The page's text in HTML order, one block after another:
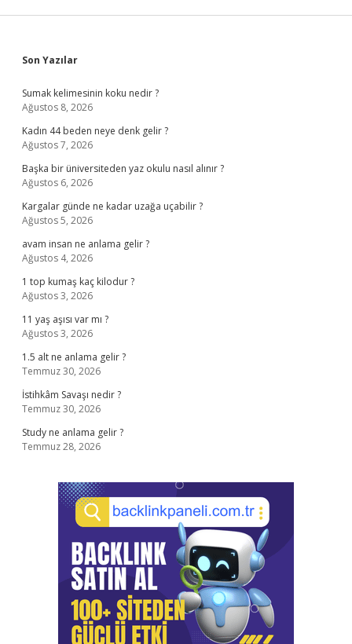
Sidebar
Son Yazılar
Sumak kelimesinin koku nedir ?
Ağustos 8, 2026
Kadın 44 beden neye denk gelir ?
Ağustos 7, 2026
Başka bir üniversiteden yaz okulu nasıl alınır ?
Ağustos 6, 2026
Kargalar günde ne kadar uzağa uçabilir ?
Ağustos 5, 2026
avam insan ne anlama gelir ?
Ağustos 4, 2026
1 top kumaş kaç kilodur ?
Ağustos 3, 2026
11 yaş aşısı var mı ?
Ağustos 3, 2026
1.5 alt ne anlama gelir ?
Temmuz 30, 2026
İstihkâm Savaşı nedir ?
Temmuz 30, 2026
Study ne anlama gelir ?
Temmuz 28, 2026